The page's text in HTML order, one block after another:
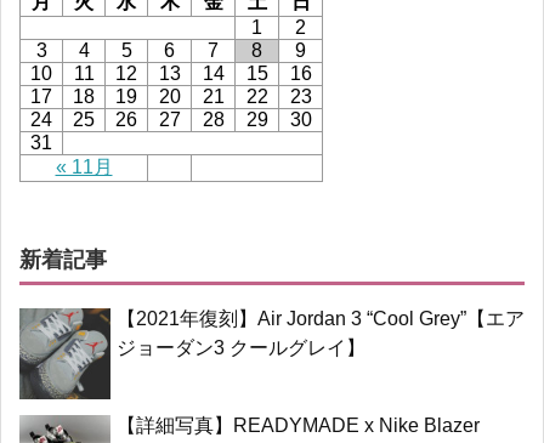
« 11月
1
2
3
4 5 6 7 8
9
10
11 12 13 14 15
16
17
18 19 20 21 22
23
24
25 26 27 28 29
30
31
新着記事
【2021年復刻】Air Jordan 3 “Cool Grey”【エア
ジョーダン3 クールグレイ】
【詳細写真】READYMADE x Nike Blazer